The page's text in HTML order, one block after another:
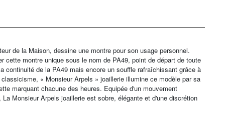
de la Maison, dessine une montre pour son usage personnel.
montre unique sous le nom de PA49, point de départ de toute
continuité de la PA49 mais encore un souffle rafraîchissant grâce à
« Monsieur Arpels » joaillerie illumine ce modèle par sa
marquant chacune des heures. Equipée d'un mouvement
Monsieur Arpels joaillerie est sobre, élégante et d'une discrétion